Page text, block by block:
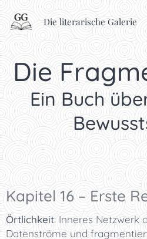
Die literarische Galerie
Die
Ein Buch
Kapitel 16 – Erste
Örtlichkeit: Inneres Netzwerk
Datenströme und